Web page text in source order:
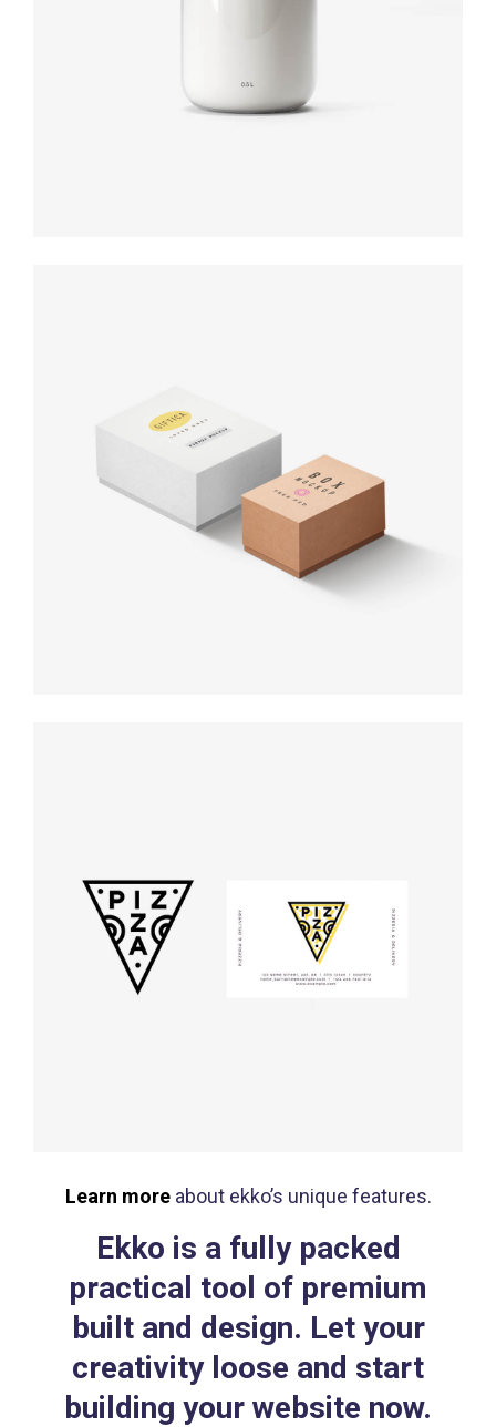
Product
design
Logo
rendering
Learn moreabout ekko’s unique features.
Ekko is a fully packed
practical tool of premium
built and design. Let your
creativity loose and start
building your website now.